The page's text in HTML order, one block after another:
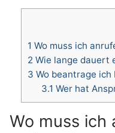
1 Wo muss ich
2 Wie lange dauert
3 Wo beantrage ich
3.1 Wer hat
Wo muss ich